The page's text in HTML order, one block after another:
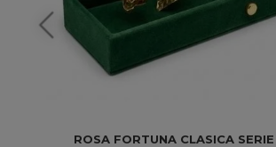
ROSA FORTUNA CLASICA